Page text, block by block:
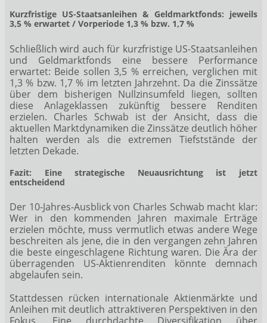
Kurzfristige US-Staatsanleihen & Geldmarktfonds: jeweils
3,5 % erwartet / Vorperiode 1,3 % bzw. 1,7 %
Schließlich wird auch für kurzfristige US-Staatsanleihen
und Geldmarktfonds eine bessere Performance
erwartet: Beide sollen 3,5 % erreichen, verglichen mit
1,3 % bzw. 1,7 % im letzten Jahrzehnt. Da die Zinssätze
über dem bisherigen Nullzinsumfeld liegen, sollten
diese Anlageklassen zukünftig bessere Renditen
erzielen. Charles Schwab ist der Ansicht, dass die
aktuellen Marktdynamiken die Zinssätze deutlich höher
halten werden als die extremen Tiefststände der
letzten Dekade.
Fazit: Eine strategische Neuausrichtung ist jetzt
entscheidend
Der 10-Jahres-Ausblick von Charles Schwab macht klar:
Wer in den kommenden Jahren maximale Erträge
erzielen möchte, muss vermutlich etwas andere Wege
beschreiten als jene, die in den vergangen zehn Jahren
die beste eingeschlagene Richtung waren. Die Ära der
überragenden US-Aktienrenditen könnte demnach
abgelaufen sein.
Stattdessen rücken internationale Aktienmärkte und
Anleihen mit deutlich attraktiveren Perspektiven in den
Fokus. Eine durchdachte Diversifikation über